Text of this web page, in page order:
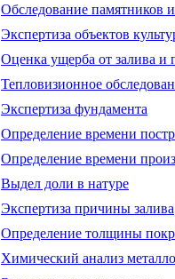
Обследование памятников
Экспертиза объектов
Оценка ущерба от залива и
Тепловизионное
Экспертиза фундамента
Определение времени
Определение времени
Выдел доли в натуре
Экспертиза причины залива
Определение толщины
Химический анализ